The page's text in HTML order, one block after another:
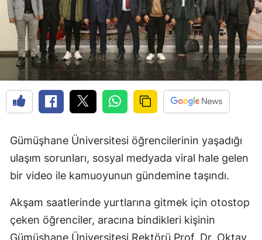
Erzincan
Erzurum
Eskişehir
Gaziantep
Gümüşhane
Hakkari
Isparta
Mersin
Gümüşhane Üniversitesi öğrencilerinin yaşadığı
ulaşım sorunları, sosyal medyada viral hale gelen
bir video ile kamuoyunun gündemine taşındı.
Akşam saatlerinde yurtlarına gitmek için otostop
çeken öğrenciler, aracına bindikleri kişinin